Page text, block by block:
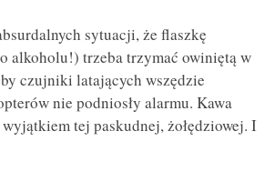
sytuacji, że flaszkę
alkoholu!) trzeba trzymać owiniętą w
czujniki latających wszędzie
nie podniosły alarmu. Kawa
tej paskudnej, żołędziowej. I